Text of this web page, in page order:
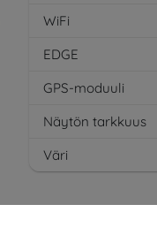
WiFi
EDGE
GPS-moduuli
Näytön tarkkuus
Väri